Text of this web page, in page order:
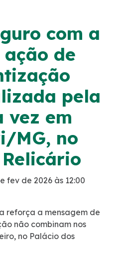
ESG 2030
Ambiental
com a
ação de
pela
vez em
MG, no
fev de 2026 às 12:00
reforça a mensagem de
não combinam nos
no Palácio dos